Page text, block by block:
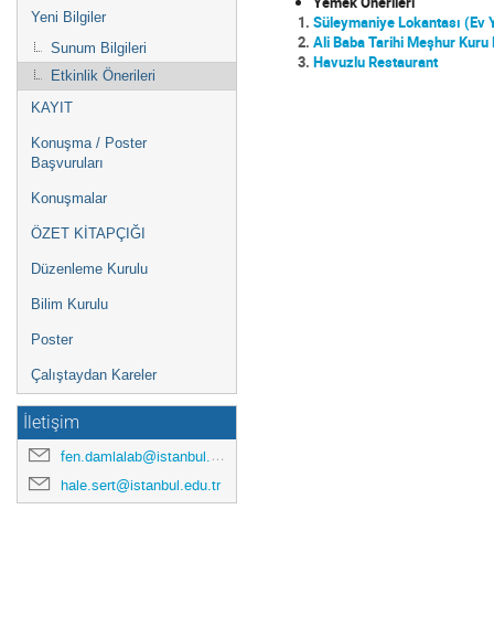
Yeni Bilgiler
Sunum Bilgileri
Etkinlik Önerileri
KAYIT
Konuşma / Poster
Başvuruları
Konuşmalar
ÖZET KİTAPÇIĞI
Düzenleme Kurulu
Bilim Kurulu
Poster
Çalıştaydan Kareler
İletişim
fen.damlalab@istanbul.edu.tr
hale.sert@istanbul.edu.tr
Süleymaniye Lokantası (Ev
Ali Baba Tarihi Meşhur
Havuzlu Restaurant